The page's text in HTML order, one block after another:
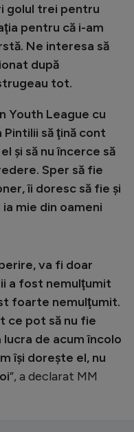
golul trei pentru
pentru că i-am
Ne interesa să
după
tot.
Youth League cu
să ţină cont
şi să nu încerce să
Sper să fie
îi doresc să fie şi
ia mie din oameni
va fi doar
a fost nemulţumit
foarte nemulţumit.
ce pot să nu fie
de acum încolo
îşi doreşte el, nu
”, a declarat MM